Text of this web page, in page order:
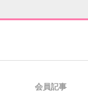
会員記事